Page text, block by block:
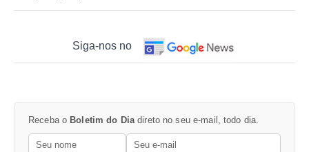
Siga-nos no
Receba o Boletim do Dia direto no seu e-mail, todo dia.